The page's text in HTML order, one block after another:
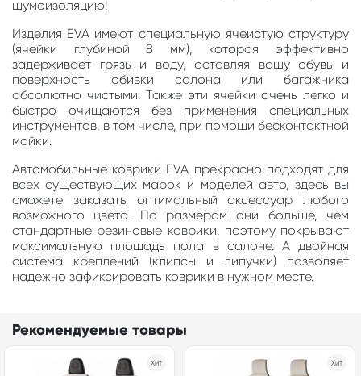
шумоизоляцию!
Изделия EVA имеют специальную ячеистую структуру
(ячейки глубиной 8 мм), которая эффективно
задерживает грязь и воду, оставляя вашу обувь и
поверхность обивки салона или багажника
абсолютно чистыми. Также эти ячейки очень легко и
быстро очищаются без применения специальных
инструментов, в том числе, при помощи бесконтактной
мойки.
Автомобильные коврики EVA прекрасно подходят для
всех существующих марок и моделей авто, здесь вы
сможете заказать оптимальный аксессуар любого
возможного цвета. По размерам они больше, чем
стандартные резиновые коврики, поэтому покрывают
максимальную площадь пола в салоне. А двойная
система креплений (клипсы и липучки) позволяет
надежно зафиксировать коврики в нужном месте.
Рекомендуемые товары
Хит Хит